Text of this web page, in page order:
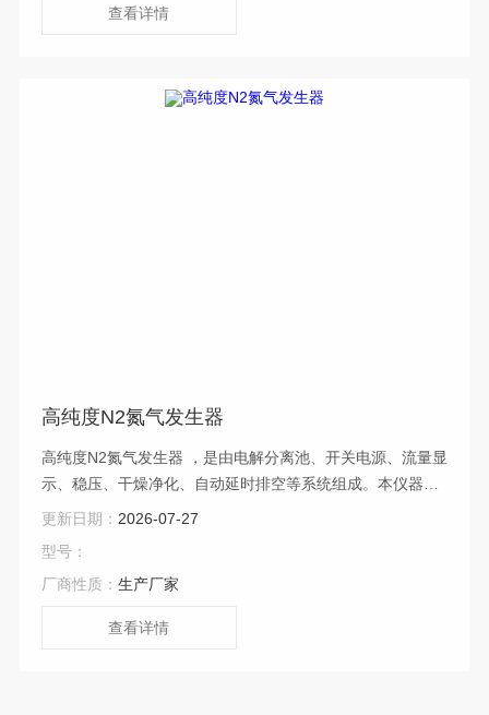
查看详情
高纯度N2氮气发生器
高纯度N2氮气发生器 ，是由电解分离池、开关电源、流量显
示、稳压、干燥净化、自动延时排空等系统组成。本仪器
的“心脏”电解分离池为多层板式结构，其电解面积大、池温
效的保证仪器无返液现象。
更新日期： 2026-07-27
型号：
厂商性质： 生产厂家
查看详情